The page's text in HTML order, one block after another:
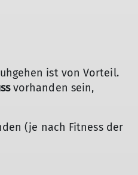
ist von Vorteil.
vorhanden sein,
(je nach Fitness der